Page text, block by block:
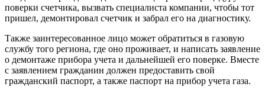
поверки счетчика, вызвать специалиста компании, чтобы тот
пришел, демонтировал счетчик и забрал его на диагностику.
Также заинтересованное лицо может обратиться в газовую
службу того региона, где оно проживает, и написать заявление
о демонтаже прибора учета и дальнейшей его поверке. Вместе
с заявлением гражданин должен предоставить свой
гражданский паспорт, а также паспорт на прибор учета газа.